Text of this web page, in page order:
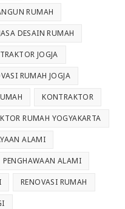
RUMAH
DESAIN RUMAH
JOGJA
RUMAH JOGJA
KONTRAKTOR
RUMAH YOGYAKARTA
ALAMI
PENGHAWAAN ALAMI
RENOVASI RUMAH